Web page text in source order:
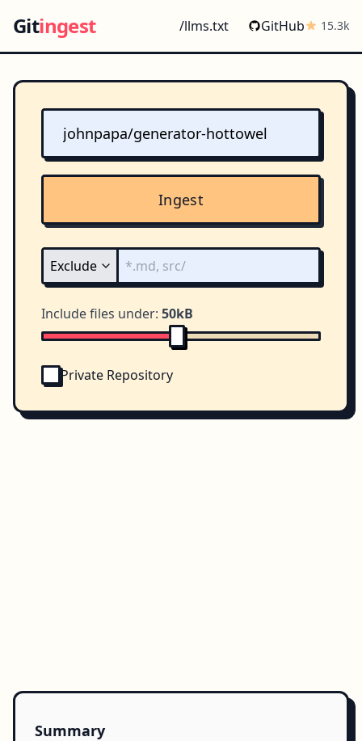
Gitingest /llms.txt GitHub 15.3k
Ingest
Include files under: 50kB
Private Repository
Summary